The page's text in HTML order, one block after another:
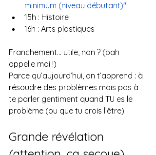
minimum (niveau débutant)"
15h : Histoire
16h : Arts plastiques
Franchement… utile, non ? (bah
appelle moi !)
Parce qu’aujourd’hui, on t’apprend : à
résoudre des problèmes mais pas à
te parler gentiment quand TU es le
problème (ou que tu crois l’être)
Grande révélation